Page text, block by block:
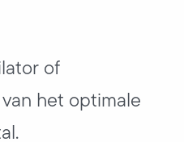
of
het optimale